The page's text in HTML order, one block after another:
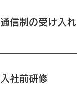
通信制の受け入れ
入社前研修